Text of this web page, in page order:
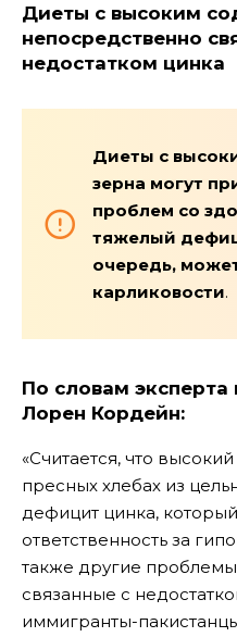
Диеты с высоким
непосредственно
недостатком цинка
Диеты с
зерна могут
проблем со
тяжелый
очередь,
карликовости.
По словам
Лорен Кордейн:
«Считается, что
пресных хлебах из
дефицит цинка,
ответственность за
также другие
связанные с
иммигранты-